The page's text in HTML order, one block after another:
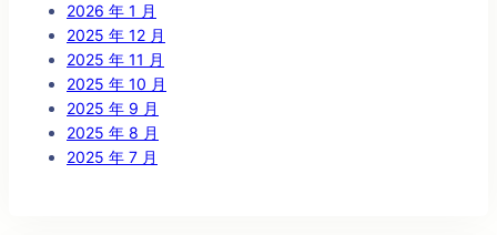
2026 年 1 月
2025 年 12 月
2025 年 11 月
2025 年 10 月
2025 年 9 月
2025 年 8 月
2025 年 7 月